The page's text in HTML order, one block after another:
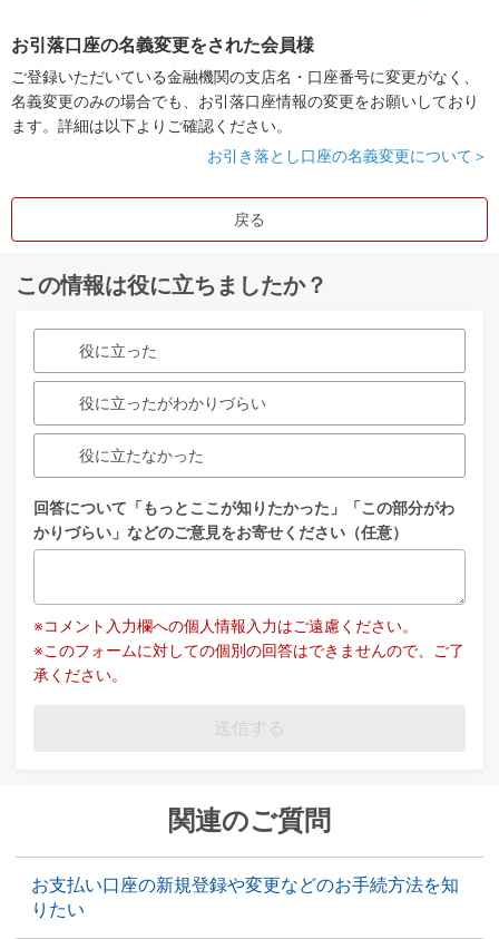
お引落口座の名義変更をされた会員様
ご登録いただいている金融機関の支店名・口座番号に変更がなく、
名義変更のみの場合でも、お引落口座情報の変更をお願いしており
ます。詳細は以下よりご確認ください。
お引き落とし口座の名義変更について＞
戻る
この情報は役に立ちましたか？
役に立った
役に立ったがわかりづらい
役に立たなかった
回答について「もっとここが知りたかった」「この部分がわ
かりづらい」などのご意見をお寄せください（任意）
※コメント入力欄への個人情報入力はご遠慮ください。
※このフォームに対しての個別の回答はできませんので、ご了
承ください。
送信する
関連のご質問
お支払い口座の新規登録や変更などのお手続方法を知
りたい